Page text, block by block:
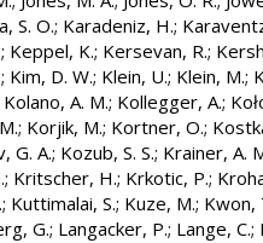
S. O.; Karadeniz, H.;
; Keppel, K.; Kersevan, R.;
; Kim, D. W.; Klein, U.; Klein, M.;
Kolano, A. M.; Kollegger, A.;
; Korjik, M.; Kortner, O.;
G. A.; Kozub, S. S.; Krainer, A.
; Kritscher, H.; Krkotic, P.;
; Kuttimalai, S.; Kuze, M.; Kwon,
G.; Langacker, P.; Lange, C.;